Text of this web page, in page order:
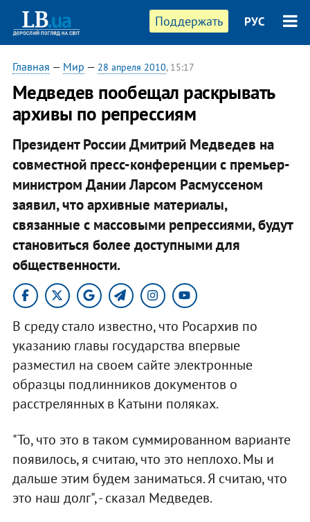
Поддержать РУС
Главная — Мир — 28 апреля 2010, 15:17
Медведев пообещал раскрывать
архивы по репрессиям
Президент России Дмитрий Медведев на
совместной пресс-конференции с премьер-
министром Дании Ларсом Расмуссеном
заявил, что архивные материалы,
связанные с массовыми репрессиями, будут
становиться более доступными для
общественности.
В среду стало известно, что Росархив по
указанию главы государства впервые
разместил на своем сайте электронные
образцы подлинников документов о
расстрелянных в Катыни поляках.
"То, что это в таком суммированном варианте
появилось, я считаю, что это неплохо. Мы и
дальше этим будем заниматься. Я считаю, что
это наш долг", - сказал Медведев.